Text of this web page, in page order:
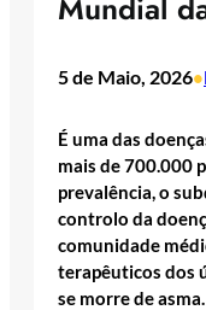
5 de Maio, 2026•
É uma das
mais de 700.000
prevalência, o
controlo da
comunidade
terapêuticos dos
se morre de